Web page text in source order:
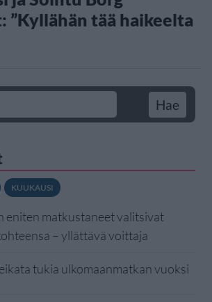
”Kyllähän tää haikeelta
KUUKAUSI
eniten matkustaneet valitsivat
– yllättävä voittaja
tukia ulkomaanmatkan vuoksi